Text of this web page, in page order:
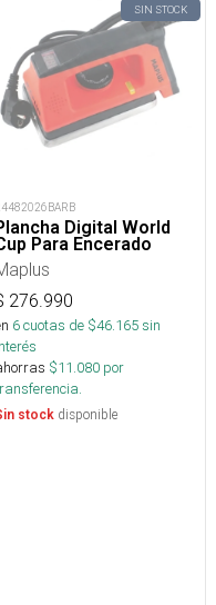
SIN STOCK
Digital World
Para Encerado
276.990
6cuotas de $46.165sin
$11.080 por
stock disponible